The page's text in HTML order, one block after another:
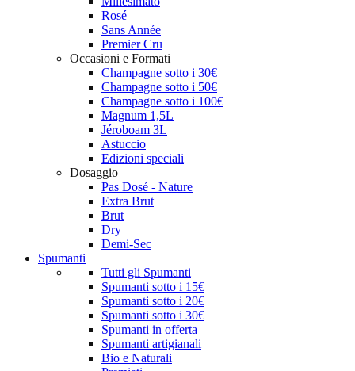
Rosé
Sans Année
Premier Cru
Occasioni e Formati
Champagne sotto i 30€
Champagne sotto i 50€
Champagne sotto i 100€
Magnum 1,5L
Jéroboam 3L
Astuccio
Edizioni speciali
Dosaggio
Pas Dosé - Nature
Extra Brut
Brut
Dry
Demi-Sec
Spumanti
Tutti gli Spumanti
Spumanti sotto i 15€
Spumanti sotto i 20€
Spumanti sotto i 30€
Spumanti in offerta
Spumanti artigianali
Bio e Naturali